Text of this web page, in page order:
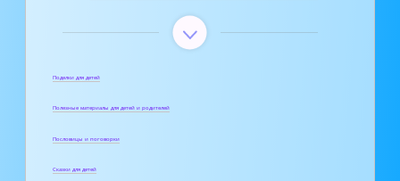
Поделки для детей
Полезные материалы для детей и родителей
Пословицы и поговорки
Сказки для детей